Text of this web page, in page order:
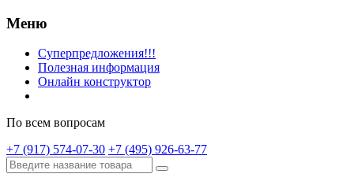
Меню
Суперпредложения!!!
Полезная информация
Онлайн конструктор
По всем вопросам
+7 (917) 574-07-30 +7 (495) 926-63-77